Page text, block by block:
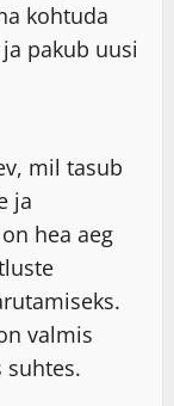
kohtuda
pakub uusi
mil tasub
ja
hea aeg
valmis
suhtes.